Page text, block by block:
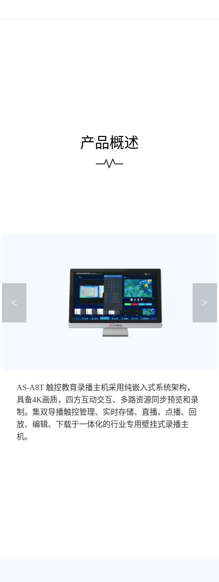
产品概述
< >
AS-A8T 触控教育录播主机采用纯嵌入式系统架构，
具备4K画质，四方互动交互、多路资源同步预览和录
制。集双导播触控管理、实时存储、直播、点播、回
放、编辑、下载于一体化的行业专用壁挂式录播主
机。